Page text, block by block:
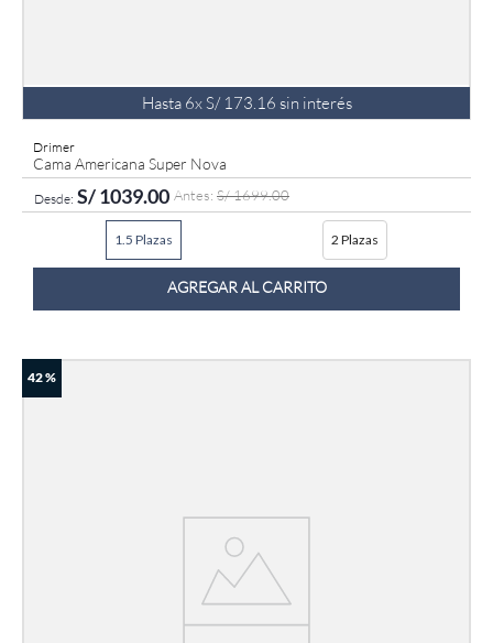
Hasta 6xS/ 173 16 sin interés
Drimer
Cama Americana Super Nova
S/1039.00 S/1699.00
1.5 Plazas 2 Plazas
AGREGAR AL CARRITO
42 %